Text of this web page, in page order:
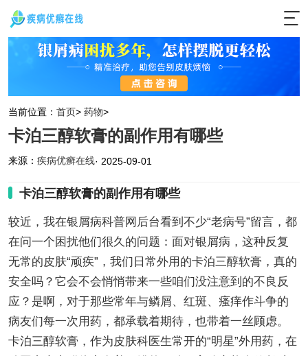
当前位置： 首页> 药物>
卡泊三醇软膏的副作用有哪些
来源： 疾病优癣在线· 2025-09-01
卡泊三醇软膏的副作用有哪些
较近，我在银屑病科普网后台看到不少“老病号”留言，都
在问一个困扰他们很久的问题：面对银屑病，这种反复
无常的皮肤“顽疾”，我们日常外用的卡泊三醇软膏，真的
安全吗？它会不会悄悄带来一些咱们没注意到的不良反
应？是啊，对于那些常年与鳞屑、红斑、瘙痒作斗争的
病友们每一次用药，都承载着期待，也带着一丝顾虑。
卡泊三醇软膏，作为皮肤科医生常开的“明星”外用药，在